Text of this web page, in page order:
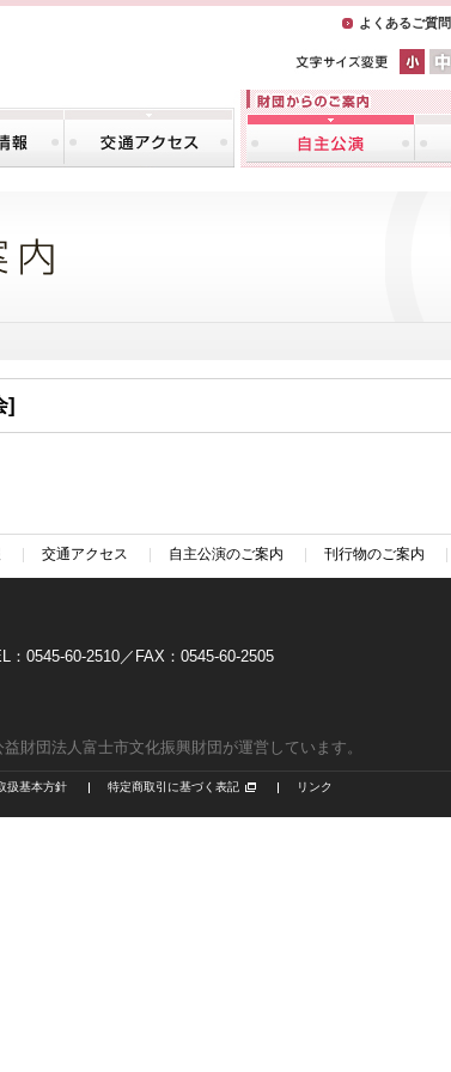
よくあるご質問
]
交通アクセス 自主公演のご案内 刊行物のご案内
0545-60-2510／FAX：0545-60-2505
財団法人富士市文化振興財団が運営しています。
扱基本方針 特定商取引に基づく表記 リンク